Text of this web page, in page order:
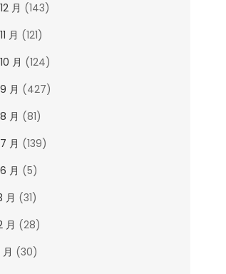
月 (143)
月 (121)
月 (124)
月 (427)
月 (81)
月 (139)
月 (5)
月 (31)
月 (28)
(30)